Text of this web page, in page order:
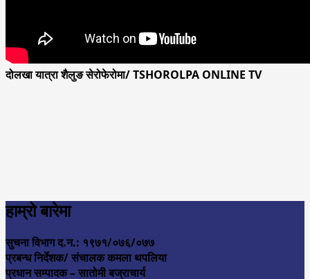
दोलखा यात्रा शैलुङ सेरोफेरोमा/ TSHOROLPA ONLINE TV
हाम्रो बारेमा
सुचना विभाग द.न.: १९७१/०७६/०७७
प्रबन्ध निर्देशक/ संचालक कमला थपलिया
प्रधान सम्पादक – सातोमी बज्राचार्य